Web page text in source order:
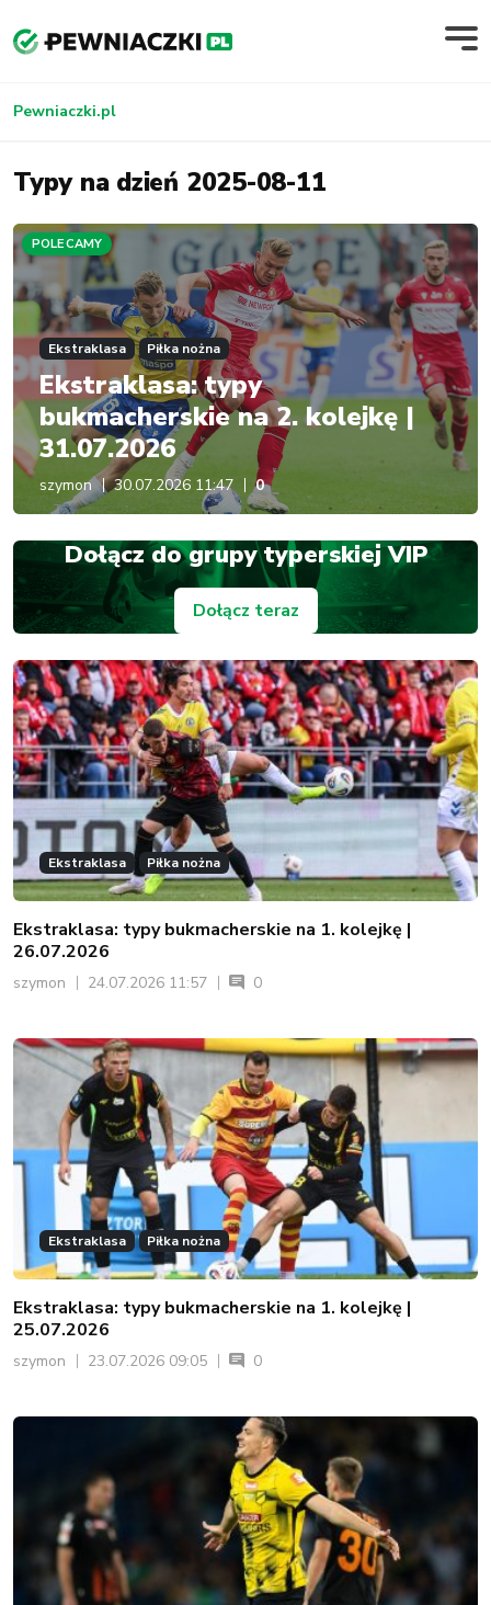
Pewniaczki.pl
Typy na dzień 2025-08-11
POLECAMY
Ekstraklasa Piłka nożna
Ekstraklasa: typy
bukmacherskie na 2. kolejkę |
31.07.2026
szymon 30.07.2026 11:47 0
Dołącz do grupy typerskiej VIP
Dołącz teraz
Ekstraklasa Piłka nożna
Ekstraklasa: typy bukmacherskie na 1. kolejkę |
26.07.2026
szymon 24.07.2026 11:57 0
Ekstraklasa Piłka nożna
Ekstraklasa: typy bukmacherskie na 1. kolejkę |
25.07.2026
szymon 23.07.2026 09:05 0